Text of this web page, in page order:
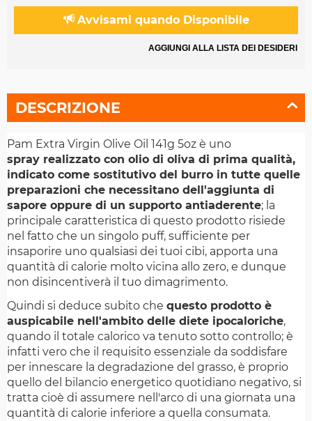
Avvisami quando Disponibile
AGGIUNGI ALLA LISTA DEI DESIDERI
DESCRIZIONE
Pam Extra Virgin Olive Oil 141g 5oz è uno
spray realizzato con olio di oliva di prima qualità,
indicato come sostitutivo del burro in tutte quelle
preparazioni che necessitano dell'aggiunta di
sapore oppure di un supporto antiaderente; la
principale caratteristica di questo prodotto risiede
nel fatto che un singolo puff, sufficiente per
insaporire uno qualsiasi dei tuoi cibi, apporta una
quantità di calorie molto vicina allo zero, e dunque
non disincentiverà il tuo dimagrimento.
Quindi si deduce subito che questo prodotto è
auspicabile nell'ambito delle diete ipocaloriche,
quando il totale calorico va tenuto sotto controllo; è
infatti vero che il requisito essenziale da soddisfare
per innescare la degradazione del grasso, è proprio
quello del bilancio energetico quotidiano negativo, si
tratta cioè di assumere nell'arco di una giornata una
quantità di calorie inferiore a quella consumata.